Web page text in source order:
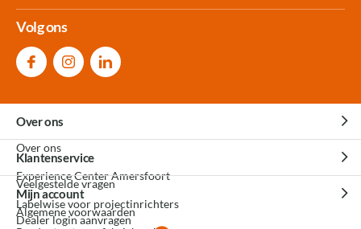
Volg ons
Over ons
Over ons
Experience Center Amersfoort
Labelwise voor projectinrichters
Klantenservice
Veelgestelde vragen
Algemene voorwaarden
Mijn account
Dealer login aanvragen